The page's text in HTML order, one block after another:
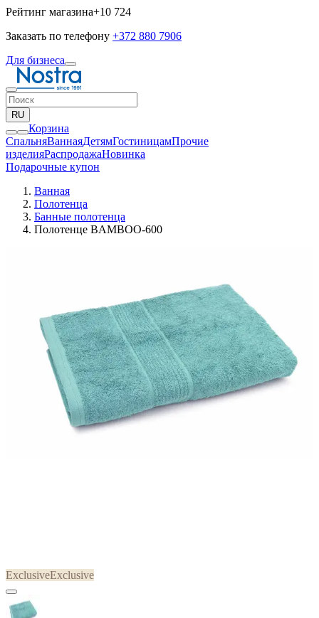
Рейтинг магазина+10 724
Заказать по телефону +372 880 7906
Для бизнеса
RU
Корзина
СпальняВаннаяДетямГостиницамПрочие
изделияPаспродажаНовинка
Подарочные купон
Ванная
Полотенца
Банные полотенца
Полотенце BAMBOO-600
ExclusiveExclusive